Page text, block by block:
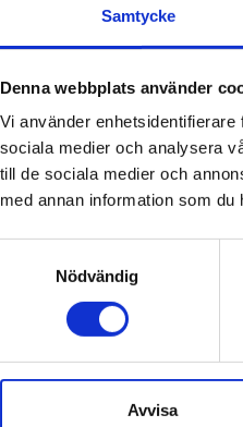
Samtycke
Denna webbplats använder
Vi använder
sociala medier och analysera
till de sociala medier och
med annan information som
Nödvändig
Avvisa
och mer över mot
är nyckelfaktorer.
upp beställnings-
för
en modern lokal som
en helhetslösning med
vi våra kunder i ett
attraktivt att gå till
tekniken”,
det är en utmaning
in självmant. Vi
utformning ur